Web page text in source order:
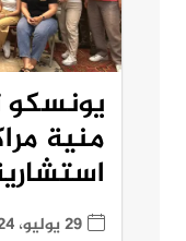
منية
29 يوليو، 2024